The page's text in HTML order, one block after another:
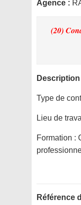
Agence :
(20)
Type de
Lieu de
Formation :
Référence